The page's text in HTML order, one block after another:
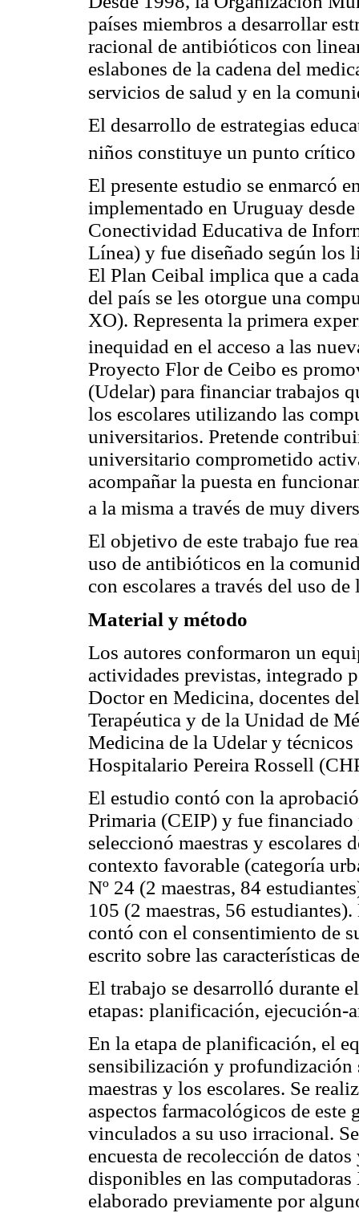
países miembros a desarrollar
racional de antibióticos con
eslabones de la cadena del
servicios de salud y en la
El desarrollo de estrategias
niños constituye un punto crítico
El presente estudio se enmarcó
implementado en Uruguay
Conectividad Educativa de
Línea) y fue diseñado según los
El Plan Ceibal implica que a
del país se les otorgue una
XO). Representa la primera
inequidad en el acceso a las
Proyecto Flor de Ceibo es
(Udelar) para financiar trabajos
los escolares utilizando las
universitarios. Pretende
universitario comprometido
acompañar la puesta en
a la misma a través de muy
El objetivo de este trabajo fue
uso de antibióticos en la
con escolares a través del uso
Material y método
Los autores conformaron un
actividades previstas, integrado
Doctor en Medicina, docentes
Terapéutica y de la Unidad de
Medicina de la Udelar y
Hospitalario Pereira Rossell
El estudio contó con la
Primaria (CEIP) y fue
seleccionó maestras y escolares
contexto favorable (categoría
Nº 24 (2 maestras, 84
105 (2 maestras, 56
contó con el consentimiento de
escrito sobre las características
El trabajo se desarrolló durante
etapas: planificación, ejecución-
En la etapa de planificación, el
sensibilización y profundización
maestras y los escolares. Se
aspectos farmacológicos de
vinculados a su uso irracional.
encuesta de recolección de
disponibles en las
elaborado previamente por